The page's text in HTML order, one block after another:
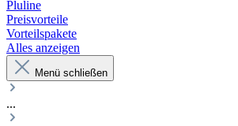
Pluline
Preisvorteile
Vorteilspakete
Alles anzeigen
Menü schließen
...